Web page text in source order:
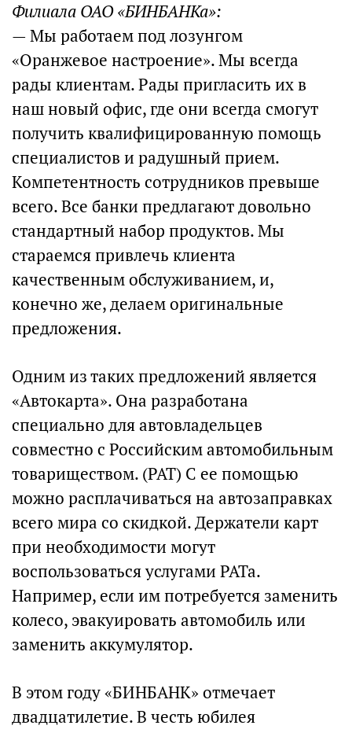
Филиала ОАО «БИНБАНКа»:
— Мы работаем под лозунгом
«Оранжевое настроение». Мы всегда
рады клиентам. Рады пригласить их в
наш новый офис, где они всегда смогут
получить квалифицированную помощь
специалистов и радушный прием.
Компетентность сотрудников превыше
всего. Все банки предлагают довольно
стандартный набор продуктов. Мы
стараемся привлечь клиента
качественным обслуживанием, и,
конечно же, делаем оригинальные
предложения.
Одним из таких предложений является
«Автокарта». Она разработана
специально для автовладельцев
совместно с Российским автомобильным
товариществом. (РАТ) С ее помощью
можно расплачиваться на автозаправках
всего мира со скидкой. Держатели карт
при необходимости могут
воспользоваться услугами РАТа.
Например, если им потребуется заменить
колесо, эвакуировать автомобиль или
заменить аккумулятор.
В этом году «БИНБАНК» отмечает
двадцатилетие. В честь юбилея